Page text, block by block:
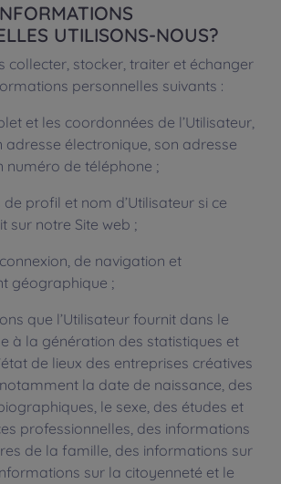
UTILISONS-NOUS?
collecter, stocker, traiter et échanger
personnelles suivants :
et les coordonnées de l’Utilisateur,
adresse électronique, son adresse
numéro de téléphone ;
profil et nom d’Utilisateur si ce
sur notre Site web ;
de navigation et
géographique ;
que l’Utilisateur fournit dans le
à la génération des statistiques et
de lieux des entreprises créatives
la date de naissance, des
le sexe, des études et
professionnelles, des informations
de la famille, des informations sur
sur la citoyenneté et le